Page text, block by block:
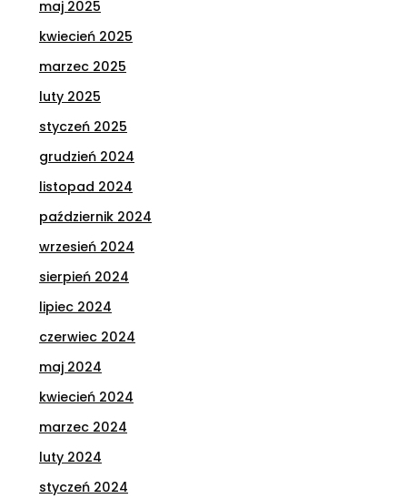
maj 2025
kwiecień 2025
marzec 2025
luty 2025
styczeń 2025
grudzień 2024
listopad 2024
październik 2024
wrzesień 2024
sierpień 2024
lipiec 2024
czerwiec 2024
maj 2024
kwiecień 2024
marzec 2024
luty 2024
styczeń 2024